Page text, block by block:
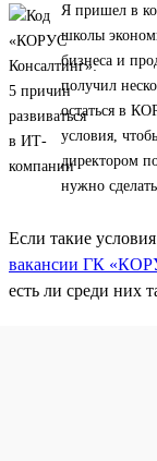
Я пришел в
школы
бизнеса и
получил
остаться в
условия,
директором
нужно сделать.
Если такие
вакансии ГК
есть ли среди них